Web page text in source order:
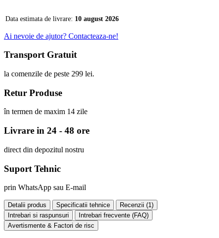
Data estimata de livrare: 10 august 2026
Ai nevoie de ajutor? Contacteaza-ne!
Transport Gratuit
la comenzile de peste 299 lei.
Retur Produse
în termen de maxim 14 zile
Livrare in 24 - 48 ore
direct din depozitul nostru
Suport Tehnic
prin WhatsApp sau E-mail
Detalii produs Specificatii tehnice Recenzii (1)
Intrebari si raspunsuri
Intrebari frecvente (FAQ)
Avertismente & Factori de risc